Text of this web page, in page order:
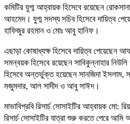
কমিটির যুগ্ম আহ্বায়ক হিসেবে রয়েছেন
আহমেদ। যুগ্ম সদস্য সচিব হিসেবে দায়িত্ব
হাফিজুর রহমান ও মোঃ আবু হানিফ।
এছাড়া কোষাধ্যক্ষ হিসেবে দায়িত্ব পেয়েছেন
সমন্বয়ক হিসেবে রয়েছেন সাবিকুন্নাহার
হিসেবে অন্তর্ভুক্ত হয়েছেন সানজিদা ইসলাম,
মজুমদার, আল সাদীদ ও আবু সাঈদ।
মাভাবিপ্রবি রিসার্চ সোসাইটির আহ্বায়ক মো:
রিসার্চ সোসাইটির যাত্রা শুরু করতে পেরে